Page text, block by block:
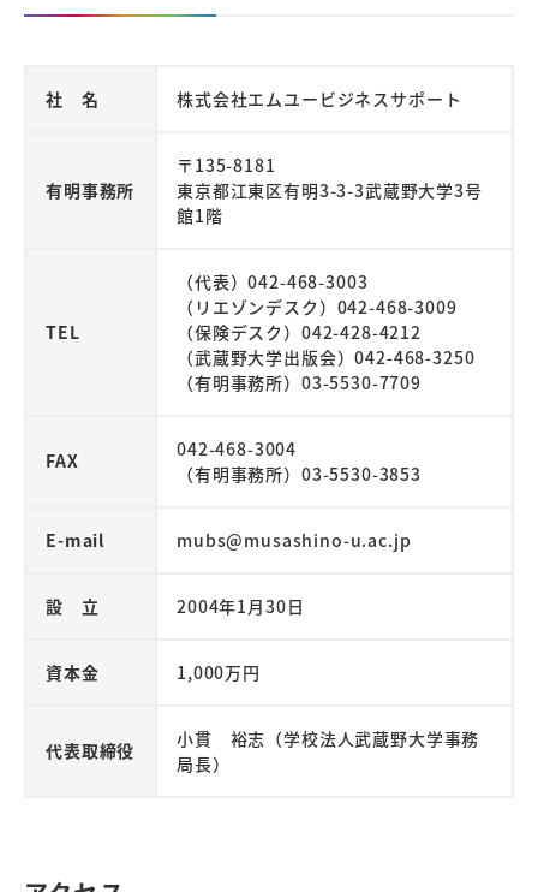
社 名 株式会社エムユービジネスサポート
有明事務所
〒135-8181
東京都江東区有明3-3-3武蔵野大学3号
館1階
TEL
（代表）042-468-3003
（リエゾンデスク）042-468-3009
（保険デスク）042-428-4212
（武蔵野大学出版会）042-468-3250
（有明事務所）03-5530-7709
FAX
042-468-3004
（有明事務所）03-5530-3853
E-mail mubs@musashino-u.ac.jp
設 立 2004年1月30日
資本金 1,000万円
代表取締役 小貫 裕志 （学校法人武蔵野大学事務
局長）